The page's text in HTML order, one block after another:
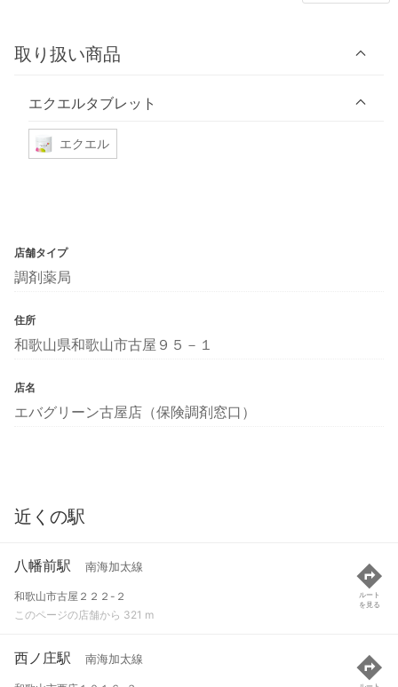
取り扱い商品
エクエルタブレット
エクエル
店舗タイプ
調剤薬局
住所
和歌山県和歌山市古屋９５－１
店名
エバグリーン古屋店（保険調剤窓口）
近くの駅
八幡前駅 南海加太線
和歌山市古屋２２２-２
このページの店舗から 321 m
ルート
を見る
西ノ庄駅 南海加太線